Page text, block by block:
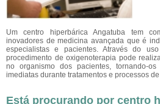
Um centro hiperbárica Angatuba tem
inovadores de medicina avançada que é
especialistas e pacientes. Através do
procedimento de oxigenoterapia pode
no organismo dos pacientes, tornando-
imediatas durante tratamentos e processos
Está procurando por centro